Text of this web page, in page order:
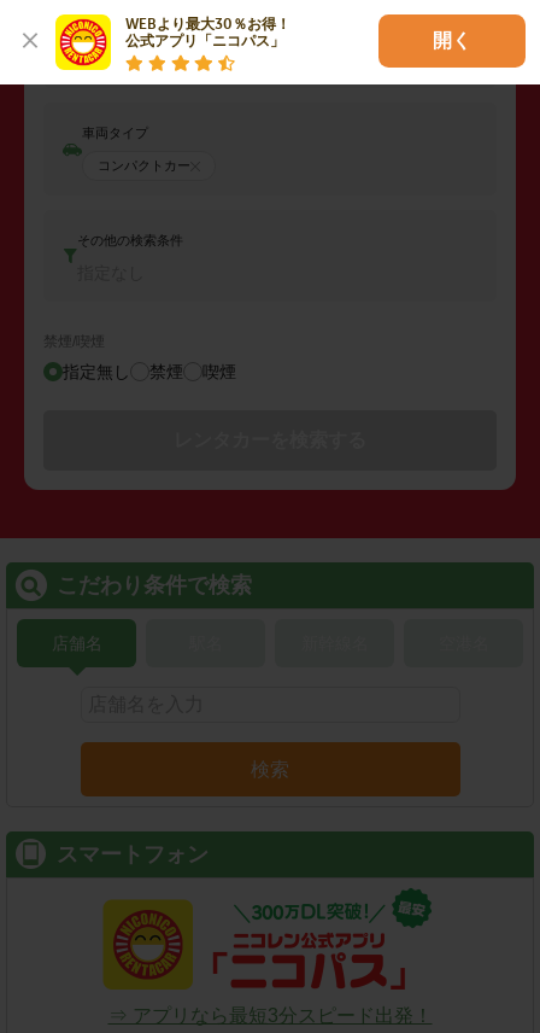
WEBより最大30％お得！
公式アプリ「ニコパス」
開く
返却日時
2026年08月09日 (日)
車両タイプ
コンパクトカー
その他の検索条件
禁煙/喫煙
指定無し 禁煙 喫煙
こだわり条件で検索
店舗名
検索
スマートフォン
⇒ アプリなら最短3分スピード出発！